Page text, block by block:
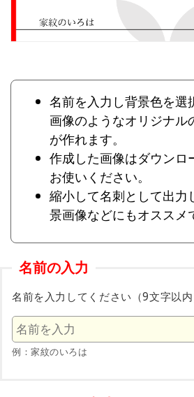
名前を入力し背景色を選
画像のようなオリジナル
が作れます。
作成した画像はダウンロ
お使いください。
縮小して名刺として出力
景画像などにもオススメ
名前の入力
名前を入力してください（9文字以内
例：家紋のいろは